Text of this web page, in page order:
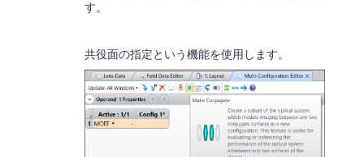
す。
共役面の指定という機能を使用します。